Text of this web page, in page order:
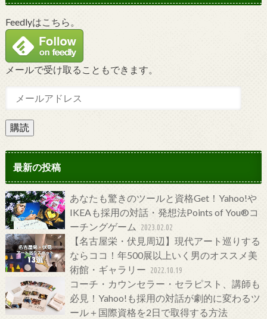
Feedlyはこちら。
メールで受け取ることもできます。
購読
最新の投稿
あなたも驚きのツールと資格Get！Yahoo!や
IKEAも採用の対話・発想法Points of You®コ
ーチングゲーム
2023.02.02
【名古屋栄・伏見周辺】現代アート巡りする
ならココ！年500展以上いく男のオススメ美
術館・ギャラリー 2022.10.19
コーチ・カウンセラー・セラピスト、講師も
必見！Yahoo!も採用の対話が劇的に変わるツ
ール＋国際資格を2日で取得する方法